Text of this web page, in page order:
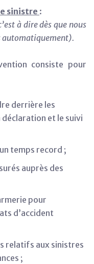
sinistre :
à dire dès que nous
automatiquement).
consiste pour
derrière les
déclaration et le suivi
temps record ;
auprès des
pour
d’accident
relatifs aux sinistres
;